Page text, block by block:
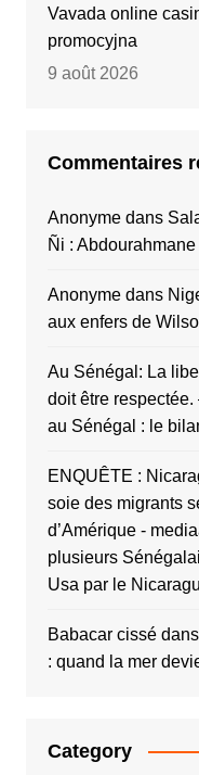
Vavada online
promocyjna
9 août 2026
Commentaires
Anonymedans
Ñi :
Anonymedans
aux enfers de
Au Sénégal: La
doit être respectée.
au Sénégal : le
ENQUÊTE :
soie des migrants
d’Amérique -
plusieurs
Usa par le
Babacar cissédans
: quand la mer
Category